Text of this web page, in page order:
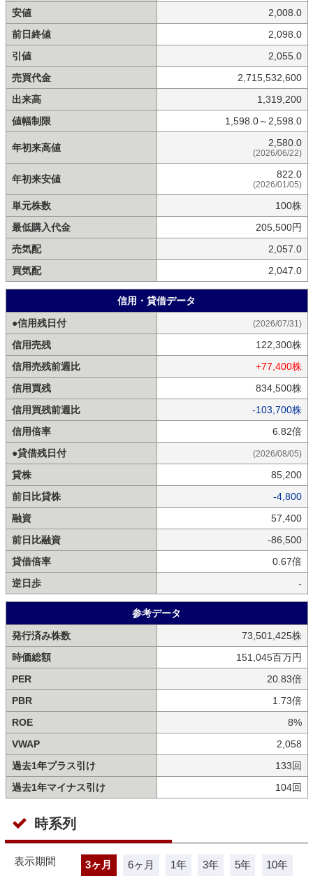
安値
2,008.0
前日終値
2,098.0
引値
2,055.0
売買代金
2,715,532,600
出来高
1,319,200
値幅制限
1,598.0～2,598.0
年初来高値 2,580.0
(2026/06/22)
年初来安値 822.0
(2026/01/05)
単元株数
100株
最低購入代金
205,500円
売気配
2,057.0
買気配
2,047.0
信用・貸借データ
●信用残日付
(2026/07/31)
信用売残
122,300株
信用売残前週比
+77,400株
信用買残
834,500株
信用買残前週比
-103,700株
信用倍率
6.82倍
●貸借残日付
(2026/08/05)
貸株
85,200
前日比貸株
-4,800
融資
57,400
前日比融資
-86,500
貸借倍率
0.67倍
逆日歩
-
参考データ
発行済み株数
73,501,425株
時価総額
151,045百万円
PER
20.83倍
PBR
1.73倍
ROE
8%
VWAP
2,058
過去1年プラス引け
133回
過去1年マイナス引け
104回
時系列
表示期間 3ヶ月 6ヶ月 1年 3年 5年 10年